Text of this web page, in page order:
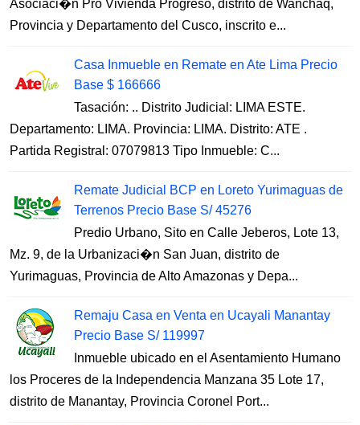
Asociaci�n Pro Vivienda Progreso, distrito de Wanchaq,
Provincia y Departamento del Cusco, inscrito e...
Casa Inmueble en Remate en Ate Lima Precio
Base $ 166666
Tasación: .. Distrito Judicial: LIMA ESTE.
Departamento: LIMA. Provincia: LIMA. Distrito: ATE .
Partida Registral: 07079813 Tipo Inmueble: C...
Remate Judicial BCP en Loreto Yurimaguas de
Terrenos Precio Base S/ 45276
Predio Urbano, Sito en Calle Jeberos, Lote 13,
Mz. 9, de la Urbanizaci�n San Juan, distrito de
Yurimaguas, Provincia de Alto Amazonas y Depa...
Remaju Casa en Venta en Ucayali Manantay
Precio Base S/ 119997
Inmueble ubicado en el Asentamiento Humano
los Proceres de la Independencia Manzana 35 Lote 17,
distrito de Manantay, Provincia Coronel Port...